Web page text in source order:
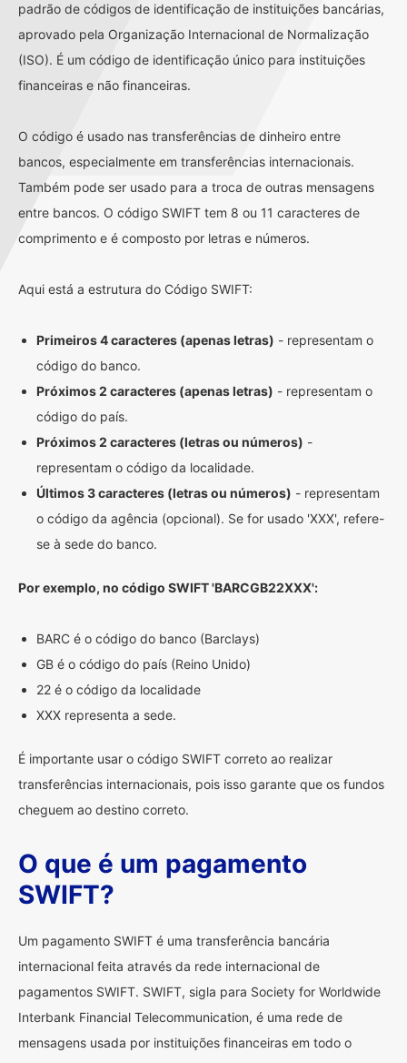
padrão de códigos de identificação de instituições bancárias,
aprovado pela Organização Internacional de Normalização
(ISO). É um código de identificação único para instituições
financeiras e não financeiras.
O código é usado nas transferências de dinheiro entre
bancos, especialmente em transferências internacionais.
Também pode ser usado para a troca de outras mensagens
entre bancos. O código SWIFT tem 8 ou 11 caracteres de
comprimento e é composto por letras e números.
Aqui está a estrutura do Código SWIFT:
Primeiros 4 caracteres (apenas letras) - representam o
código do banco.
Próximos 2 caracteres (apenas letras) - representam o
código do país.
Próximos 2 caracteres (letras ou números) -
representam o código da localidade.
Últimos 3 caracteres (letras ou números) - representam
o código da agência (opcional). Se for usado 'XXX', refere-
se à sede do banco.
Por exemplo, no código SWIFT 'BARCGB22XXX':
BARC é o código do banco (Barclays)
GB é o código do país (Reino Unido)
22 é o código da localidade
XXX representa a sede.
É importante usar o código SWIFT correto ao realizar
transferências internacionais, pois isso garante que os fundos
cheguem ao destino correto.
O que é um pagamento
SWIFT?
Um pagamento SWIFT é uma transferência bancária
internacional feita através da rede internacional de
pagamentos SWIFT. SWIFT, sigla para Society for Worldwide
Interbank Financial Telecommunication, é uma rede de
mensagens usada por instituições financeiras em todo o